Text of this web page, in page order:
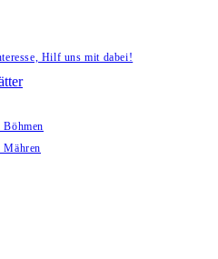
Hilf uns mit dabei!
Böhmen
Mähren